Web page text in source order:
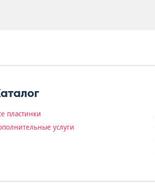
пластинки
услуги